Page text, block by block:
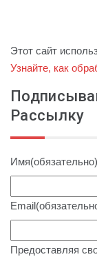
Этот сайт
Узнайте, как
Рассылку
Имя(обязательно)
Email
Предоставляя